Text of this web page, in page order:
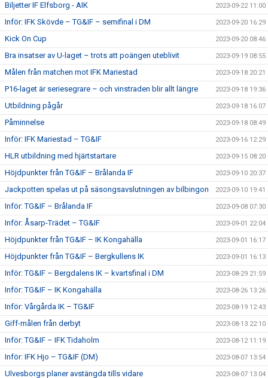
Biljetter IF Elfsborg - AIK 2023-09-22 11:00
Inför: IFK Skövde – TG&IF – semifinal i DM 2023-09-20 16:29
Kick On Cup 2023-09-20 08:46
Bra insatser av U-laget – trots att poängen uteblivit 2023-09-19 08:55
Målen från matchen mot IFK Mariestad 2023-09-18 20:21
P16-laget är seriesegrare – och vinstraden blir allt längre 2023-09-18 19:36
Utbildning pågår 2023-09-18 16:07
Påminnelse 2023-09-18 08:49
Inför: IFK Mariestad – TG&IF 2023-09-16 12:29
HLR utbildning med hjärtstartare 2023-09-15 08:20
Höjdpunkter från TG&IF – Brålanda IF 2023-09-10 20:37
Jackpotten spelas ut på säsongsavslutningen av bilbingon 2023-09-10 19:41
Inför: TG&IF – Brålanda IF 2023-09-08 07:30
Inför: Åsarp-Trädet – TG&IF 2023-09-01 22:04
Höjdpunkter från TG&IF – IK Kongahälla 2023-09-01 16:17
Höjdpunkter från TG&IF – Bergkullens IK 2023-09-01 16:13
Inför: TG&IF – Bergdalens IK – kvartsfinal i DM 2023-08-29 21:59
Inför: TG&IF – IK Kongahälla 2023-08-26 13:26
Inför: Vårgårda IK – TG&IF 2023-08-19 12:43
Giff-målen från derbyt 2023-08-13 22:10
Inför: TG&IF – IFK Tidaholm 2023-08-12 11:19
Inför: IFK Hjo – TG&IF (DM) 2023-08-07 13:54
Ulvesborgs planer avstängda tills vidare 2023-08-07 13:04